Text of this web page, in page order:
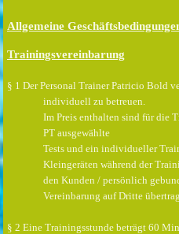
Allgemeine
Trainingsvereinbarung
§ 1 Der Personal Trainer Patricio Bold
individuell zu betreuen.
Im Preis enthalten sind für die
PT ausgewählte
Tests und ein individueller
Kleingeräten während der
den Kunden / persönlich
Vereinbarung auf Dritte
§ 2 Eine Trainingsstunde beträgt 60